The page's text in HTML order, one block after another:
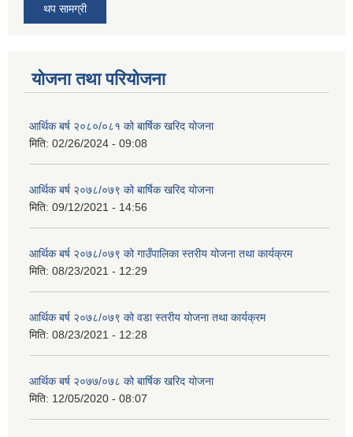
थप सामग्री
योजना तथा परियोजना
आर्थिक बर्ष २०८०/०८१ को बार्षिक खरिद योजना
मिति: 02/26/2024 - 09:08
आर्थिक बर्ष २०७८/०७९ को बार्षिक खरिद योजना
मिति: 09/12/2021 - 14:56
आर्थिक बर्ष २०७८/०७९ को गाउँपालिका स्तरीय योजना तथा कार्यक्रम
मिति: 08/23/2021 - 12:29
आर्थिक बर्ष २०७८/०७९ को वडा स्तरीय योजना तथा कार्यक्रम
मिति: 08/23/2021 - 12:28
आर्थिक बर्ष २०७७/०७८ को बार्षिक खरिद योजना
मिति: 12/05/2020 - 08:07